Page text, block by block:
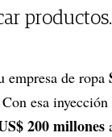
productos.
empresa de ropa
esa
200 millones